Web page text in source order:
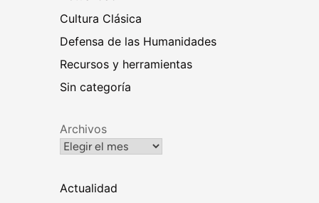
Cultura Clásica
Defensa de las Humanidades
Recursos y herramientas
Sin categoría
Archivos
Actualidad